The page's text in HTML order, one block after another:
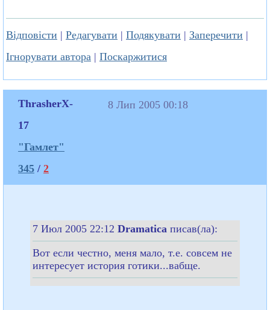
Відповісти | Редагувати | Подякувати | Заперечити |
Ігнорувати автора | Поскаржитися
ThrasherX-
17
"Гамлет"
345 / 2
8 Лип 2005 00:18
7 Июл 2005 22:12 Dramatica писав(ла):
Вот если честно, меня мало, т.е. совсем не
интересует история готики...вабще.